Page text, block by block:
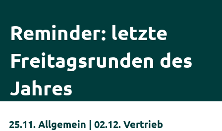
Reminder: letzte
Freitagsrunden des
Jahres
25.11. Allgemein | 02.12. Vertrieb